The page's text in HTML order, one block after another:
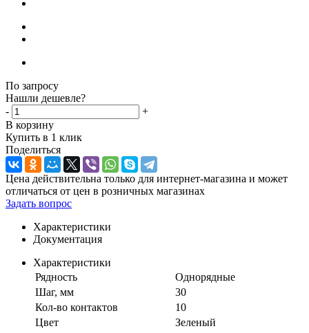
По запросу
Нашли дешевле?
-
+
В корзину
Купить в 1 клик
Поделиться
Цена действительна только для интернет-магазина и может
отличаться от цен в розничных магазинах
Задать вопрос
Характеристики
Документация
Характеристики
Рядность
Однорядные
Шаг, мм
30
Кол-во контактов
10
Цвет
Зеленый